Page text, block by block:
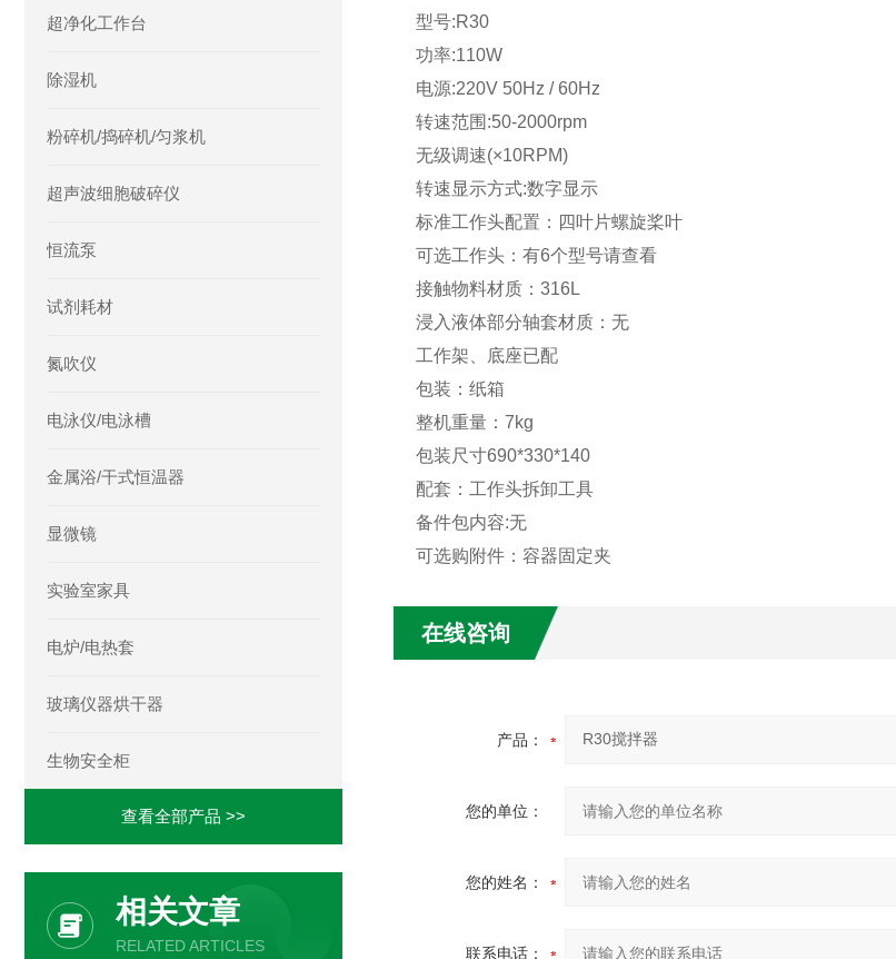
型号:R30
功率:110W
电源:220V 50Hz / 60Hz
转速范围:50-2000rpm
无级调速(×10RPM)
转速显示方式:数字显示
标准工作头配置：四叶片螺旋桨叶
可选工作头：有6个型号请查看
接触物料材质：316L
浸入液体部分轴套材质：无
工作架、底座已配
包装：纸箱
整机重量：7kg
包装尺寸690*330*140
配套：工作头拆卸工具
备件包内容:无
可选购附件：容器固定夹
在线咨询
产品：
您的单位：
您的姓名：
联系电话：
超净化工作台
除湿机
粉碎机/捣碎机/匀浆机
超声波细胞破碎仪
恒流泵
试剂耗材
氮吹仪
电泳仪/电泳槽
金属浴/干式恒温器
显微镜
实验室家具
电炉/电热套
玻璃仪器烘干器
生物安全柜
查看全部产品 >>
相关文章
RELATED ARTICLES